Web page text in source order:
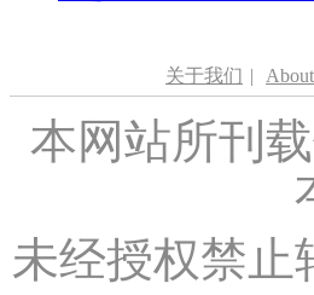
关于我们 |
本网站所刊
未经授权禁止